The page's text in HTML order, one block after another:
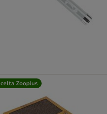
Zooplus